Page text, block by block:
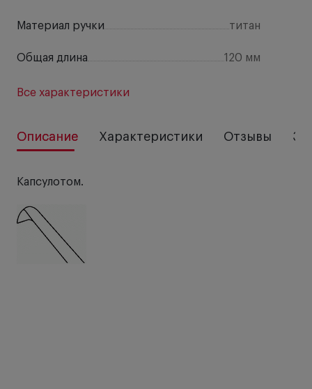
Материал ручки титан
Общая длина 120 мм
Все характеристики
Описание Характеристики Отзывы
Капсулотом.